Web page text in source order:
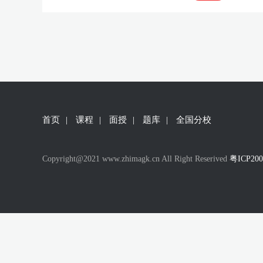
首页 | 课程 | 面授 | 题库 | 全国分校
Copyright@2021 www.zhimagk.cn All Right Reserived 粤